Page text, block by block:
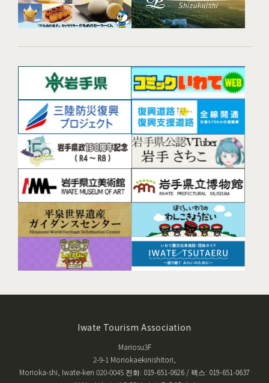
Iwate Tourism Association
Mariosu3F
2-9-1 Moriokaekinishitori,
Morioka-shi, Iwate-ken 020-0045 전화: 019-651-0626 / 팩스: 019-651-0637